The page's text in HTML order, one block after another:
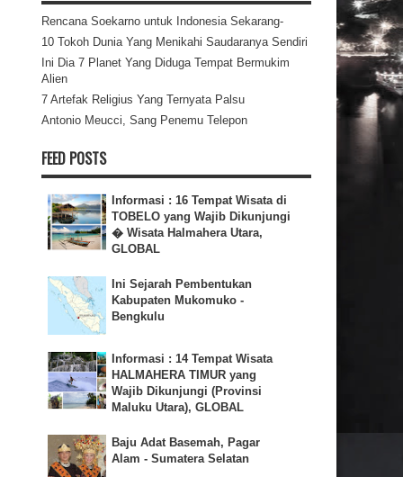
Rencana Soekarno untuk Indonesia Sekarang-
10 Tokoh Dunia Yang Menikahi Saudaranya Sendiri
Ini Dia 7 Planet Yang Diduga Tempat Bermukim
Alien
7 Artefak Religius Yang Ternyata Palsu
Antonio Meucci, Sang Penemu Telepon
FEED POSTS
Informasi : 16 Tempat Wisata di
TOBELO yang Wajib Dikunjungi
� Wisata Halmahera Utara,
GLOBAL
Ini Sejarah Pembentukan
Kabupaten Mukomuko -
Bengkulu
Informasi : 14 Tempat Wisata
HALMAHERA TIMUR yang
Wajib Dikunjungi (Provinsi
Maluku Utara), GLOBAL
Baju Adat Basemah, Pagar
Alam - Sumatera Selatan